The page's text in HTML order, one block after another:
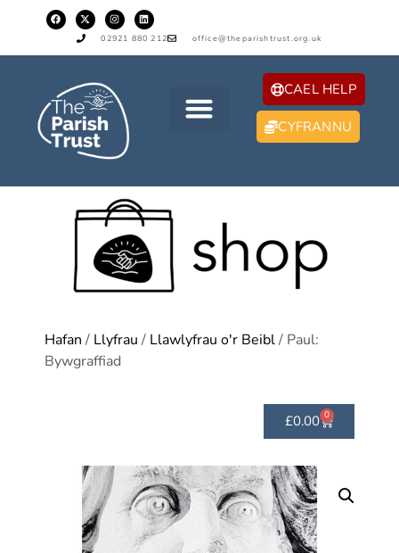
02921 880 212 office@theparishtrust.org.uk
CAEL HELP
CYFRANNU
Hafan / Llyfrau / Llawlyfrau o'r Beibl/ Paul:
Bywgraffiad
£0.00 0